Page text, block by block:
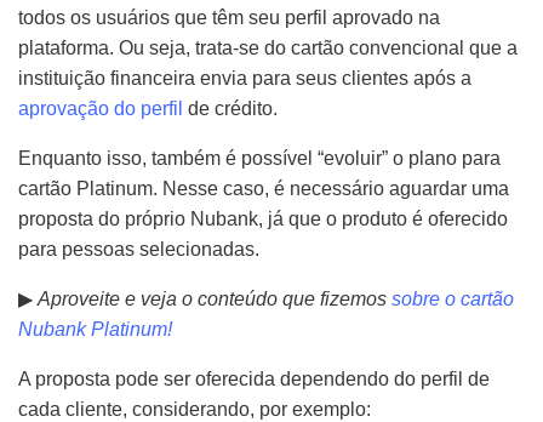
todos os usuários que têm seu perfil aprovado na
plataforma. Ou seja, trata-se do cartão convencional que a
instituição financeira envia para seus clientes após a
aprovação do perfil de crédito.
Enquanto isso, também é possível “evoluir” o plano para
cartão Platinum. Nesse caso, é necessário aguardar uma
proposta do próprio Nubank, já que o produto é oferecido
para pessoas selecionadas.
▶ Aproveite e veja o conteúdo que fizemos sobre o cartão
Nubank Platinum!
A proposta pode ser oferecida dependendo do perfil de
cada cliente, considerando, por exemplo: